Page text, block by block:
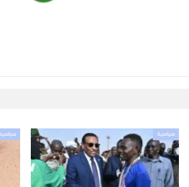
سياسية